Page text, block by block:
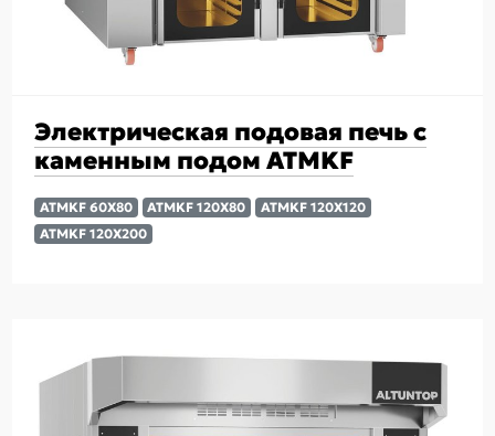
Электрическая подовая печь с
каменным подом ATMKF
ATMKF 60X80 ATMKF 120X80
ATMKF 120X120
ATMKF 120X200